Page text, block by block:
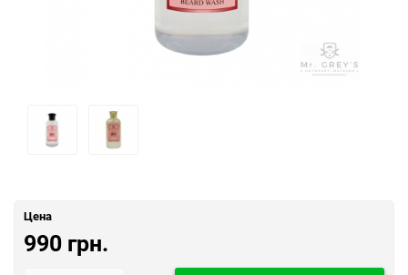
Цена
990 грн.